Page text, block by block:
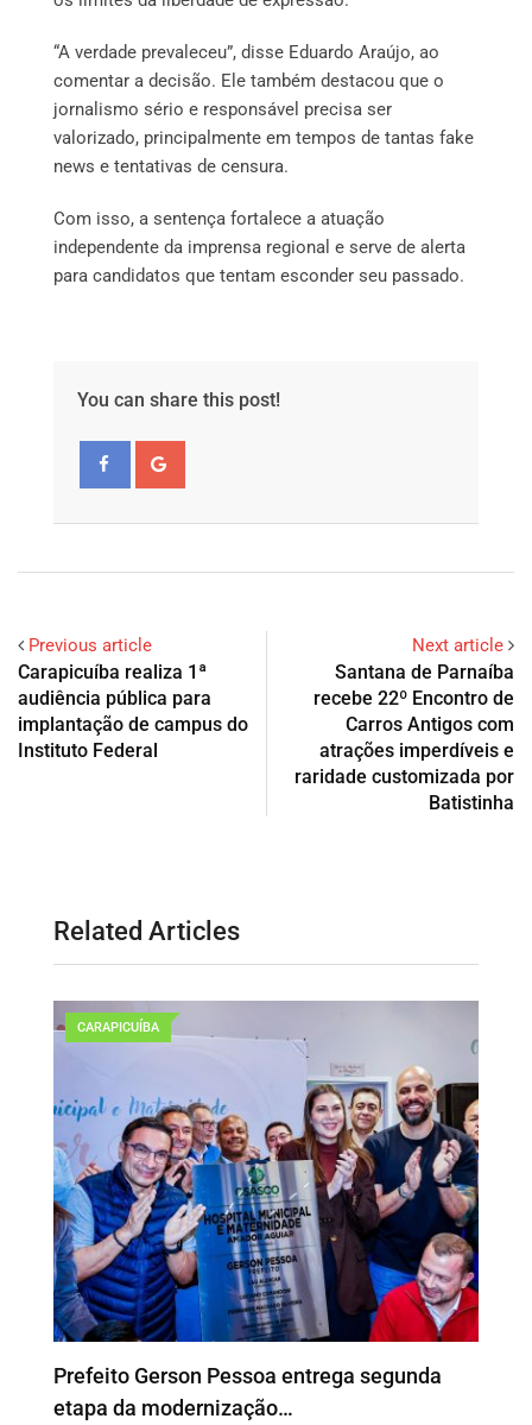
“A verdade prevaleceu”, disse Eduardo Araújo, ao
comentar a decisão. Ele também destacou que o
jornalismo sério e responsável precisa ser
valorizado, principalmente em tempos de tantas fake
news e tentativas de censura.
Com isso, a sentença fortalece a atuação
independente da imprensa regional e serve de alerta
para candidatos que tentam esconder seu passado.
You can share this post!
Previous article
Carapicuíba realiza 1ª
audiência pública para
implantação de campus do
Instituto Federal
Next article
Santana de Parnaíba
recebe 22º Encontro de
Carros Antigos com
atrações imperdíveis e
raridade customizada por
Batistinha
Related Articles
CARAPICUÍBA
Prefeito Gerson Pessoa entrega segunda
etapa da modernização…